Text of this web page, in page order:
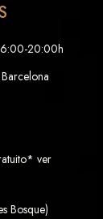
20:00h
ver
Bosque)